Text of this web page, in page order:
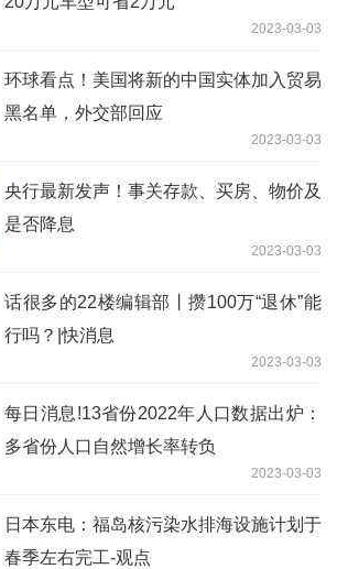
2023-03-03
环球看点！美国将新的中国实体加入贸易
黑名单，外交部回应
2023-03-03
央行最新发声！事关存款、买房、物价及
是否降息
2023-03-03
话很多的22楼编辑部丨攒100万“退休”能
行吗？|快消息
2023-03-03
每日消息!13省份2022年人口数据出炉：
多省份人口自然增长率转负
2023-03-03
日本东电：福岛核污染水排海设施计划于
春季左右完工-观点